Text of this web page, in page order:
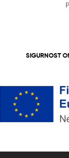
SIGURNOST